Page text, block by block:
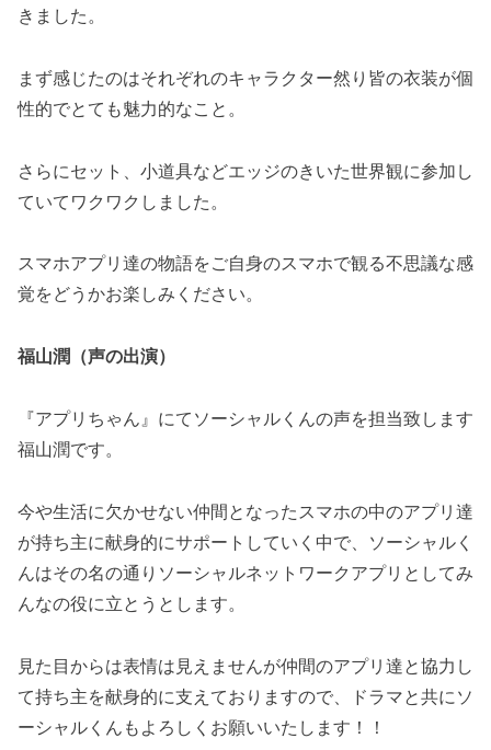
きました。
まず感じたのはそれぞれのキャラクター然り皆の衣装が個
性的でとても魅力的なこと。
さらにセット、小道具などエッジのきいた世界観に参加し
ていてワクワクしました。
スマホアプリ達の物語をご自身のスマホで観る不思議な感
覚をどうかお楽しみください。
福山潤（声の出演）
『アプリちゃん』にてソーシャルくんの声を担当致します
福山潤です。
今や生活に欠かせない仲間となったスマホの中のアプリ達
が持ち主に献身的にサポートしていく中で、ソーシャルく
んはその名の通りソーシャルネットワークアプリとしてみ
んなの役に立とうとします。
見た目からは表情は見えませんが仲間のアプリ達と協力し
て持ち主を献身的に支えておりますので、ドラマと共にソ
ーシャルくんもよろしくお願いいたします！！